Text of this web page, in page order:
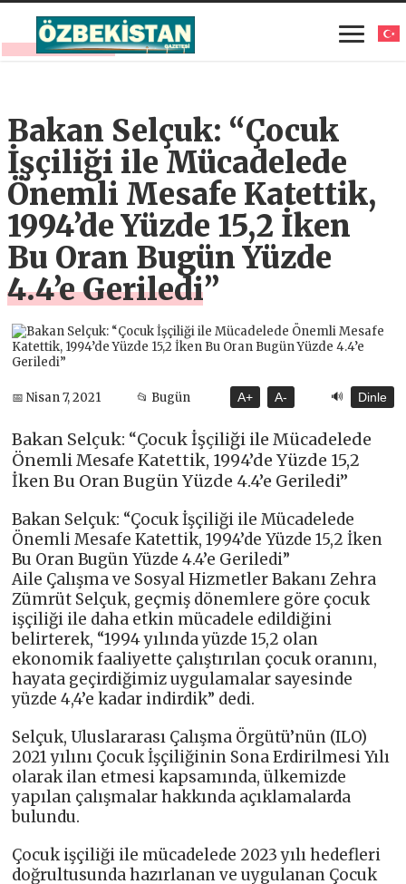
Bakan Selçuk: “Çocuk
İşçiliği ile Mücadelede
Önemli Mesafe Katettik,
1994’de Yüzde 15,2 İken
Bu Oran Bugün Yüzde
4.4’e Geriledi”
📅 Nisan 7, 2021 📂 Bugün A+ A- 🔊 Dinle
Bakan Selçuk: “Çocuk İşçiliği ile Mücadelede
Önemli Mesafe Katettik, 1994’de Yüzde 15,2
İken Bu Oran Bugün Yüzde 4.4’e Geriledi”
Bakan Selçuk: “Çocuk İşçiliği ile Mücadelede
Önemli Mesafe Katettik, 1994’de Yüzde 15,2 İken
Bu Oran Bugün Yüzde 4.4’e Geriledi”
Aile Çalışma ve Sosyal Hizmetler Bakanı Zehra
Zümrüt Selçuk, geçmiş dönemlere göre çocuk
işçiliği ile daha etkin mücadele edildiğini
belirterek, “1994 yılında yüzde 15,2 olan
ekonomik faaliyette çalıştırılan çocuk oranını,
hayata geçirdiğimiz uygulamalar sayesinde
yüzde 4,4’e kadar indirdik” dedi.
Selçuk, Uluslararası Çalışma Örgütü’nün (ILO)
2021 yılını Çocuk İşçiliğinin Sona Erdirilmesi Yılı
olarak ilan etmesi kapsamında, ülkemizde
yapılan çalışmalar hakkında açıklamalarda
bulundu.
Çocuk işçiliği ile mücadelede 2023 yılı hedefleri
doğrultusunda hazırlanan ve uygulanan Çocuk